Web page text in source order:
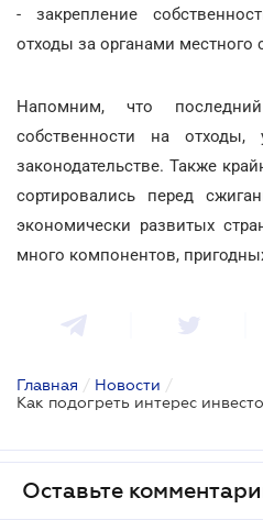
- закрепление
отходы за органами местного
Напомним, что
собственности на
законодательстве. Также
сортировались перед
экономически развитых
много компонентов,
Главная / Новости /
Оставьте